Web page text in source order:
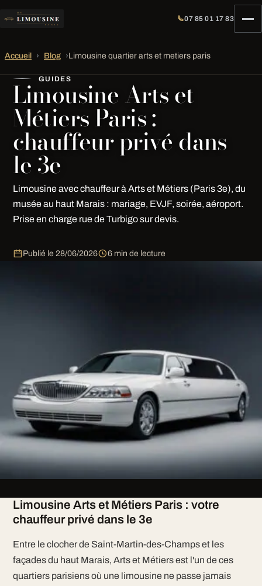
07 85 01 17 83
Accueil › Blog ›Limousine quartier arts et metiers paris
GUIDES
Limousine Arts et
Métiers Paris :
chauffeur privé dans
le 3e
Limousine avec chauffeur à Arts et Métiers (Paris 3e), du
musée au haut Marais : mariage, EVJF, soirée, aéroport.
Prise en charge rue de Turbigo sur devis.
Publié le 28/06/2026 6 min de lecture
Limousine Arts et Métiers Paris : votre
chauffeur privé dans le 3e
Entre le clocher de Saint-Martin-des-Champs et les
façades du haut Marais, Arts et Métiers est l'un de ces
quartiers parisiens où une limousine ne passe jamais